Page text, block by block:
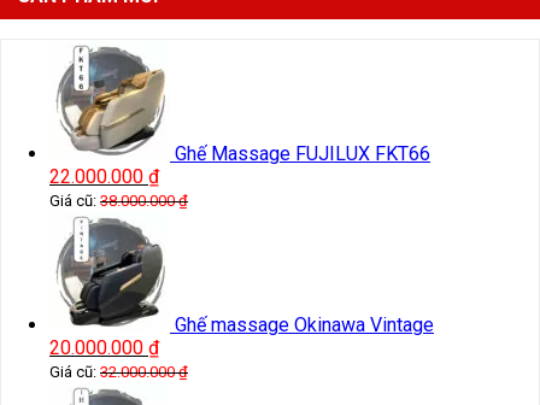
Ghế Massage FUJILUX FKT66
22.000.000 ₫
Giá cũ: 38.000.000₫
Ghế massage Okinawa Vintage
20.000.000 ₫
Giá cũ: 32.000.000₫